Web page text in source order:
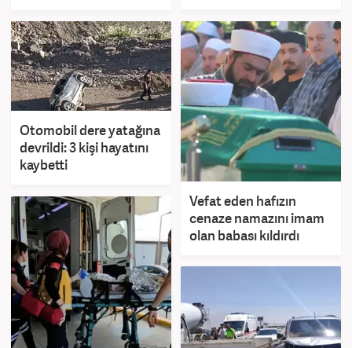
Otomobil dere yatağına
devrildi: 3 kişi hayatını
kaybetti
Vefat eden hafızın
cenaze namazını imam
olan babası kıldırdı